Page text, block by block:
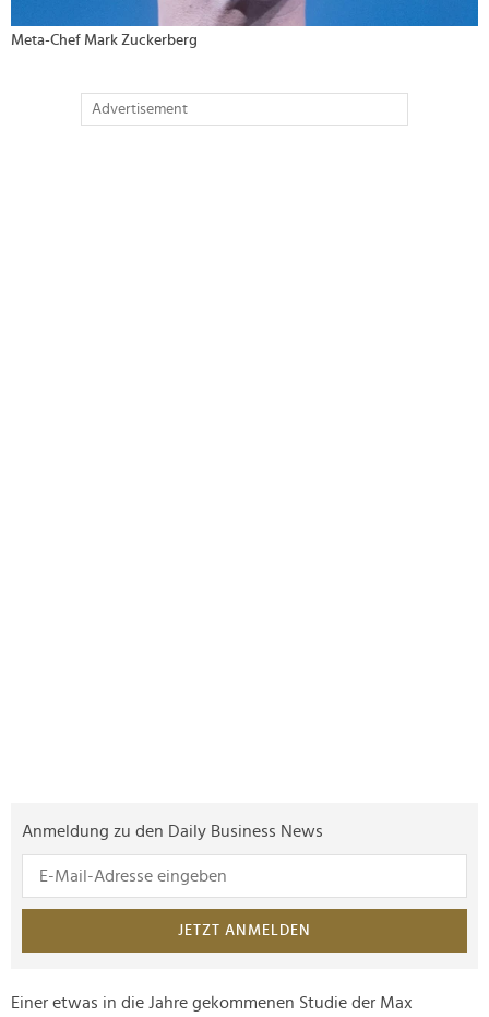
Meta-Chef Mark Zuckerberg
Advertisement
Anmeldung zu den Daily Business News
JETZT ANMELDEN
Einer etwas in die Jahre gekommenen Studie der Max